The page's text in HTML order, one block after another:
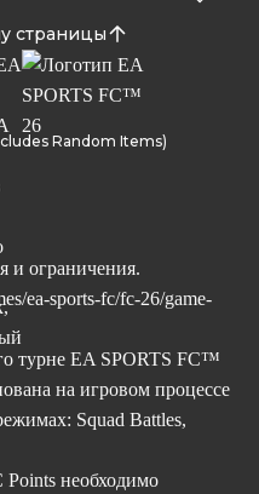
страницы
Random Items)
и ограничения.
ea-sports-fc/fc-26/game-
турне EA SPORTS FC™
на игровом процессе
Squad Battles,
Points необходимо